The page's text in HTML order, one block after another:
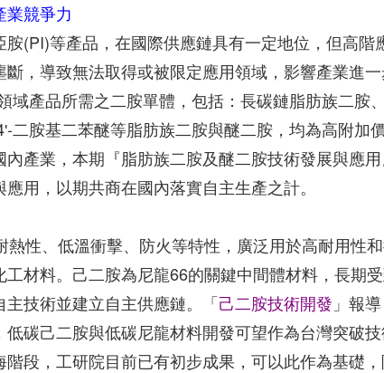
業競爭力
(PI)等產品，在國際供應鏈具有一定地位，但高階
，導致無法取得或被限定應用領域，影響產業進
域產品所需之二胺單體，包括：長碳鏈脂肪族二胺
二胺基二苯醚等脂肪族二胺與醚二胺，均為高附加
產業，本期『脂肪族二胺及醚二胺技術發展與應
用，以期共商在國內落實自主生產之計。
熱性、低溫衝擊、防火等特性，廣泛用於高耐用性
材料。己二胺為尼龍66的關鍵中間體材料，長期
技術並建立自主供應鏈。「己二胺技術開發 」報
碳己二胺與低碳尼龍材料開發可望作為台灣突破
段，工研院目前已有初步成果，可以此作為基礎